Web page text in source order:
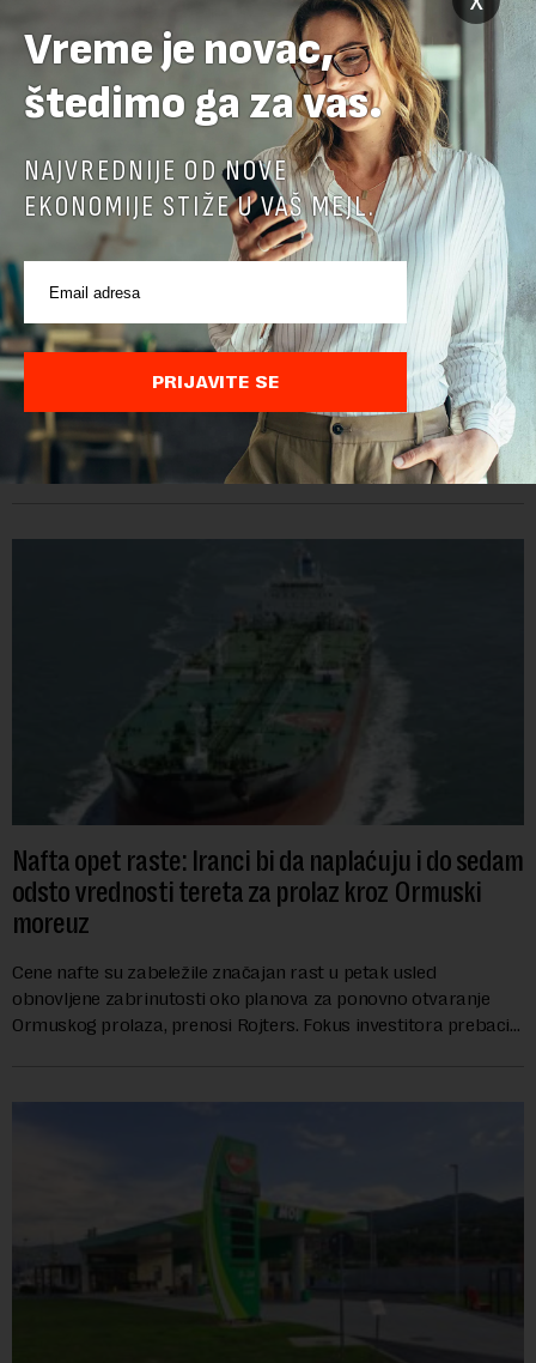
Belgija najveći izvoznik piva u EU
Belgija je prošle godine izvezla u zemlje u i van EU 1,5 milijardi
litara piva sa alkoholom i bila je najveći izvoznik u bloku,
saopštio je Eurostat povodom Međunarodnog dana piva koji
se obeležava danas. ...
Nafta opet raste: Iranci bi da naplaćuju i do sedam
odsto vrednosti tereta za prolaz kroz Ormuski
moreuz
Cene nafte su zabeležile značajan rast u petak usled
obnovljene zabrinutosti oko planova za ponovno otvaranje
Ormuskog prolaza, prenosi Rojters. Fokus investitora prebacio
Vreme je novac,
štedimo ga za vas.
NAJVREDNIJE OD NOVE
EKONOMIJE STIŽE U VAŠ MEJL.
PRIJAVITE SE